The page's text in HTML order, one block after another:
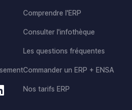
Comprendre l'ERP
Consulter l'infothèque
Les questions fréquentes
Commander un ERP + ENSA
Nos tarifs ERP